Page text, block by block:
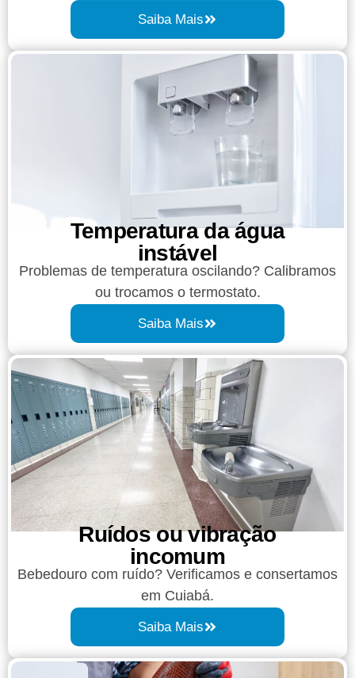
Saiba Mais
Temperatura da água
instável
Problemas de temperatura oscilando? Calibramos
ou trocamos o termostato.
Saiba Mais
Ruídos ou vibração
incomum
Bebedouro com ruído? Verificamos e consertamos
em Cuiabá.
Saiba Mais